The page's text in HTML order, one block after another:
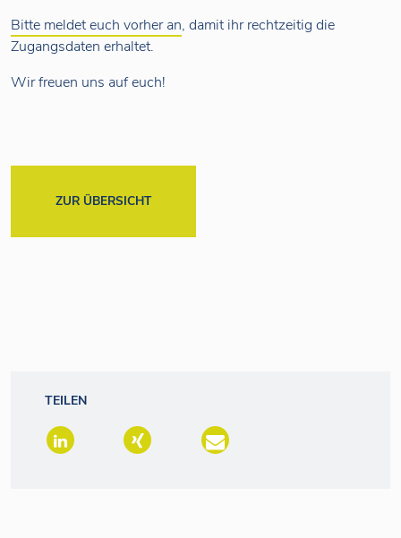
Bitte meldet euch vorher an, damit ihr rechtzeitig die
Zugangsdaten erhaltet.
Wir freuen uns auf euch!
ZUR ÜBERSICHT
TEILEN